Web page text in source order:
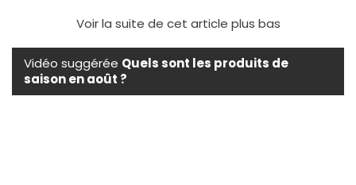
Voir la suite de cet article plus bas
Vidéo suggérée Quels sont les produits de
saison en août ?